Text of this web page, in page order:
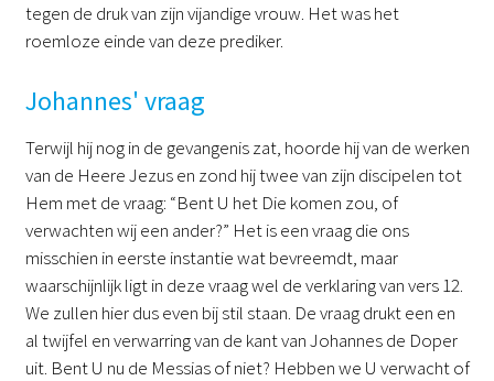
tegen de druk van zijn vijandige vrouw. Het was het
roemloze einde van deze prediker.
Johannes' vraag
Terwijl hij nog in de gevangenis zat, hoorde hij van de werken
van de Heere Jezus en zond hij twee van zijn discipelen tot
Hem met de vraag: “Bent U het Die komen zou, of
verwachten wij een ander?” Het is een vraag die ons
misschien in eerste instantie wat bevreemdt, maar
waarschijnlijk ligt in deze vraag wel de verklaring van vers 12.
We zullen hier dus even bij stil staan. De vraag drukt een en
al twijfel en verwarring van de kant van Johannes de Doper
uit. Bent U nu de Messias of niet? Hebben we U verwacht of